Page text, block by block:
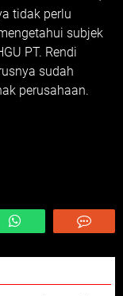
tidak perlu
subjek
PT. Rendi
sudah
perusahaan.